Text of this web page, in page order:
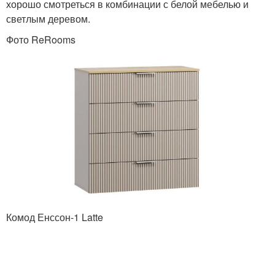
хорошо смотреться в комбинации с белой мебелью и
светлым деревом.
Фото ReRooms
Комод Енссон-1 Latte